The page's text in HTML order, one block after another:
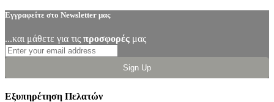
Εγγραφείτε στο Newsletter μας
...και μάθετε για τις προσφορές μας
Sign Up
Εξυπηρέτηση Πελατών